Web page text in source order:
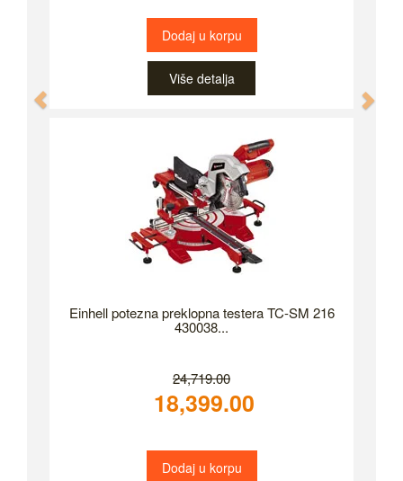
Dodaj u korpu
Više detalja
Einhell potezna preklopna testera TC-SM 216
430038...
24,719.00
18,399.00
Dodaj u korpu